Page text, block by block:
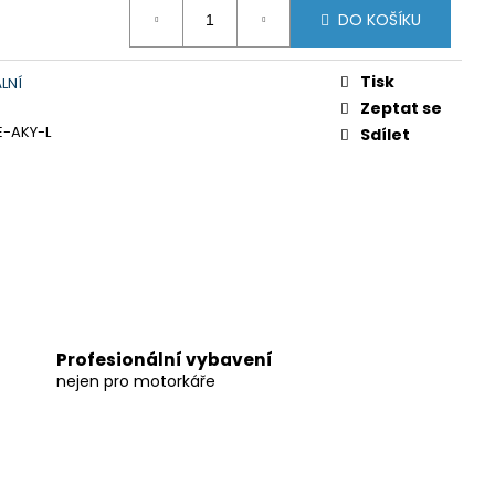
DO KOŠÍKU
AKY-L
Tisk
Zeptat se
Sdílet
Profesionální vybavení
nejen pro motorkáře